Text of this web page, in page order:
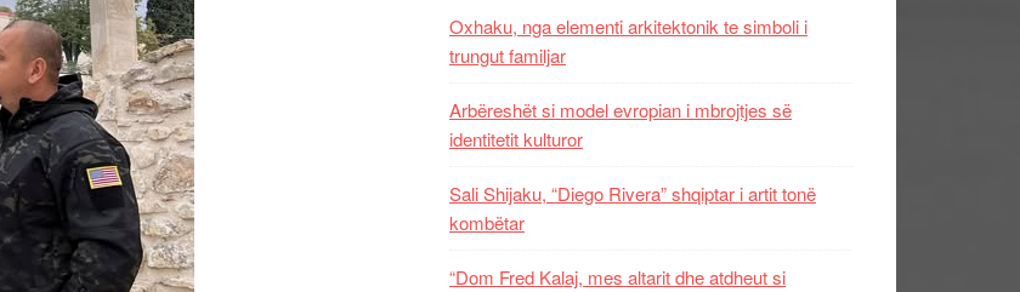
Oxhaku, nga elementi arkitektonik te simboli i
trungut familjar
Arbëreshët si model evropian i mbrojtjes së
identitetit kulturor
Sali Shijaku, “Diego Rivera” shqiptar i artit tonë
kombëtar
“Dom Fred Kalaj, mes altarit dhe atdheut si